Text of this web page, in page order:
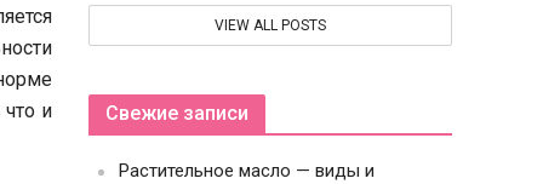
и
VIEW ALL POSTS
Свежие записи
Растительное масло — виды и